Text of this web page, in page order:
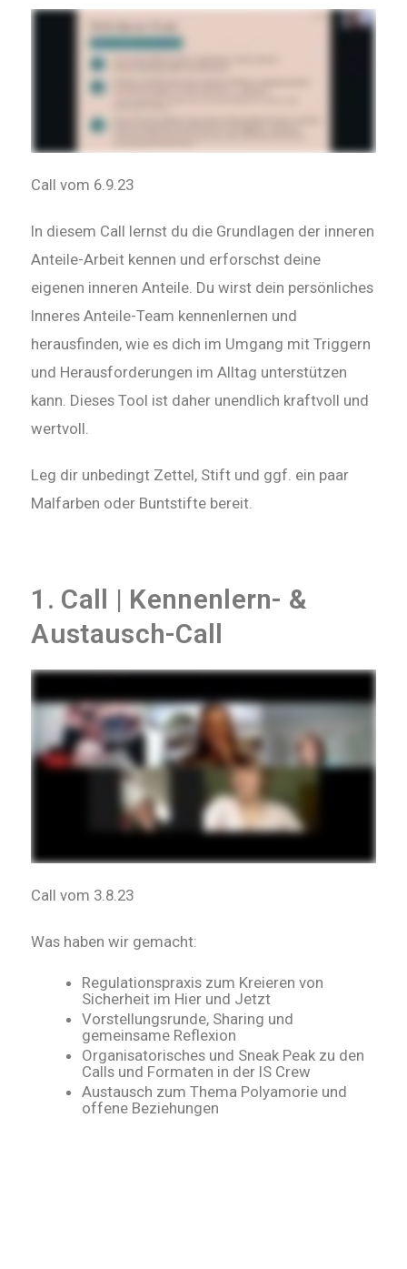
Call vom 6.9.23
In diesem Call lernst du die Grundlagen der inneren
Anteile-Arbeit kennen und erforschst deine
eigenen inneren Anteile. Du wirst dein persönliches
Inneres Anteile-Team kennenlernen und
herausfinden, wie es dich im Umgang mit Triggern
und Herausforderungen im Alltag unterstützen
kann. Dieses Tool ist daher unendlich kraftvoll und
wertvoll.
Leg dir unbedingt Zettel, Stift und ggf. ein paar
Malfarben oder Buntstifte bereit.
1. Call | Kennenlern- &
Austausch-Call
Call vom 3.8.23
Was haben wir gemacht:
Regulationspraxis zum Kreieren von
Sicherheit im Hier und Jetzt
Vorstellungsrunde, Sharing und
gemeinsame Reflexion
Organisatorisches und Sneak Peak zu den
Calls und Formaten in der IS Crew
Austausch zum Thema Polyamorie und
offene Beziehungen